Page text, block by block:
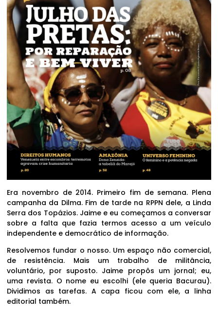
Era novembro de 2014. Primeiro fim de semana. Plena
campanha da Dilma. Fim de tarde na RPPN dele, a Linda
Serra dos Topázios. Jaime e eu começamos a conversar
sobre a falta que fazia termos acesso a um veículo
independente e democrático de informação.
Resolvemos fundar o nosso. Um espaço não comercial,
de resistência. Mais um trabalho de militância,
voluntário, por suposto. Jaime propôs um jornal; eu,
uma revista. O nome eu escolhi (ele queria Bacurau).
Dividimos as tarefas. A capa ficou com ele, a linha
editorial também.